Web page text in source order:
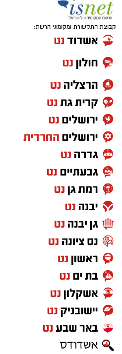
קבוצת התקשורת ומקומוני הרשת: